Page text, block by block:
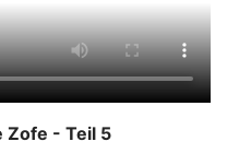
Zofe - Teil 5